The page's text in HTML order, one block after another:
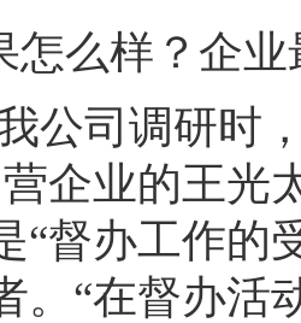
怎么样？企
公司调研时
企业的王光
“督办工作的
。“在督办活